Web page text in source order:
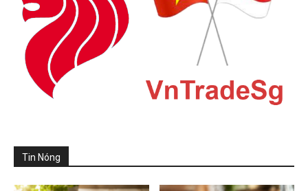
Tin Nóng